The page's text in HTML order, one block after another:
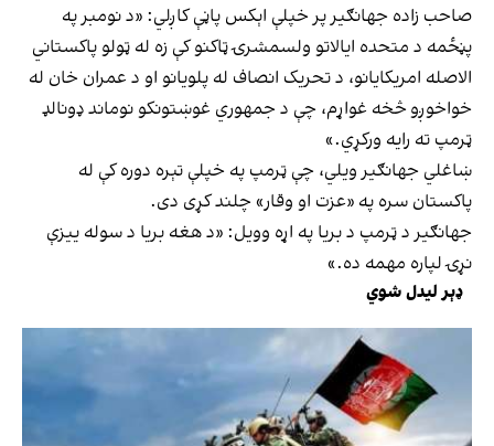
صاحب زاده جهانګیر پر خپلې اېکس پاڼې کاږلي: «د نومبر په
پڼځمه د متحده ایالاتو ولسمشرۍ ټاکنو کې زه له ټولو پاکستاني
الاصله امریکایانو، د تحریک انصاف له پلویانو او د عمران خان له
خواخوږو څخه غواړم، چې د جمهوري غوښتونکو نوماند ډونالډ
ټرمپ ته رایه ورکړي.»
ښاغلي جهانګیر ویلي، چې ټرمپ په خپلې تېره دوره کې له
پاکستان سره په «عزت او وقار» چلند کړی دی.
جهانګیر د ټرمپ د بریا په اړه وویل: «د هغه بریا د سوله ییزې
نړۍ لپاره مهمه ده.»
ډېر لیدل شوي